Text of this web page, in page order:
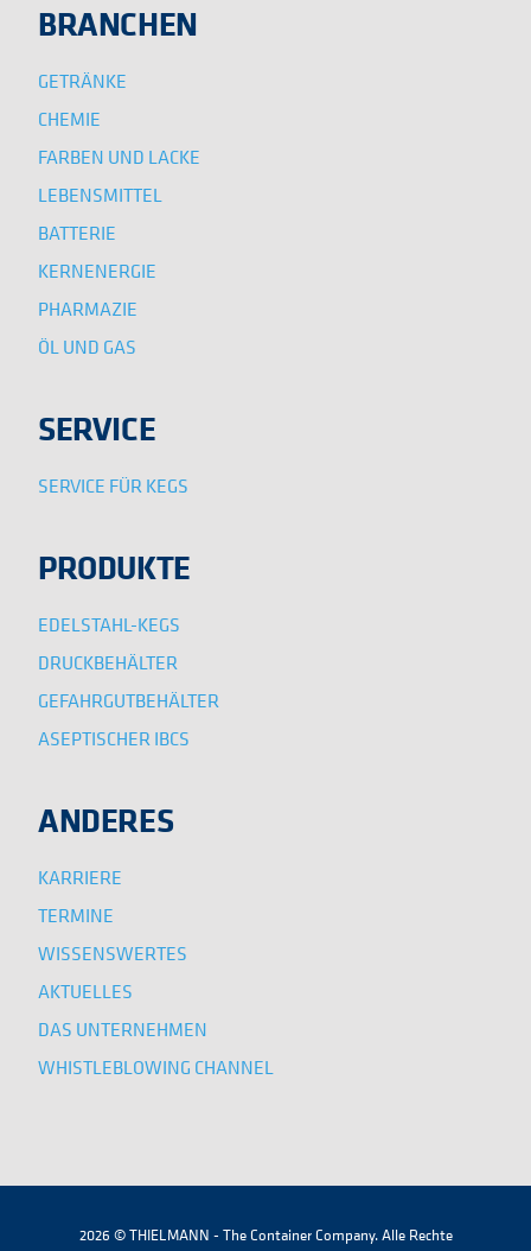
BRANCHEN
GETRÄNKE
CHEMIE
FARBEN UND LACKE
LEBENSMITTEL
BATTERIE
KERNENERGIE
PHARMAZIE
ÖL UND GAS
SERVICE
SERVICE FÜR KEGS
PRODUKTE
EDELSTAHL-KEGS
DRUCKBEHÄLTER
GEFAHRGUTBEHÄLTER
ASEPTISCHER IBCS
ANDERES
KARRIERE
TERMINE
WISSENSWERTES
AKTUELLES
DAS UNTERNEHMEN
WHISTLEBLOWING CHANNEL
2026 © THIELMANN - The Container Company. Alle Rechte